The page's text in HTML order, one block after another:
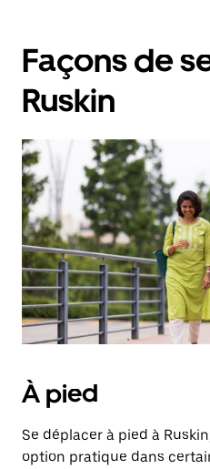
Façons de
Ruskin
À pied
Se déplacer à pied à
option pratique dans